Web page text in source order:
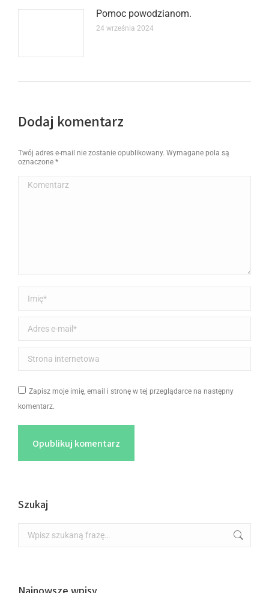
Pomoc powodzianom.
24 września 2024
Dodaj komentarz
Twój adres e-mail nie zostanie opublikowany. Wymagane pola są
oznaczone *
Komentarz
Imię *
Adres e-mail *
Strona internetowa
Zapisz moje imię, email i stronę w tej przeglądarce na następny
komentarz.
Opublikuj komentarz
Szukaj